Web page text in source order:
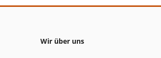
Wir über uns